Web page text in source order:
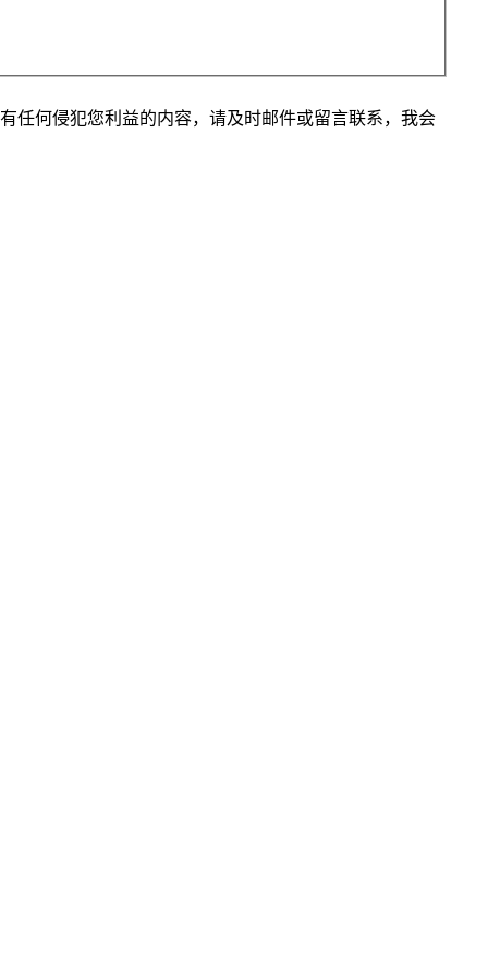
任何侵犯您利益的内容，请及时邮件或留言联系，我会